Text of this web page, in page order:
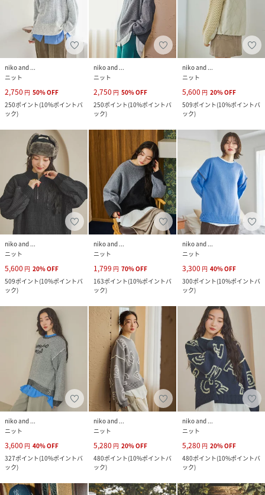
niko and ...
ニット
2,750 円 50%OFF
250ポイント(10%ポイントバ
ック)
niko and ...
ニット
2,750 円 50%OFF
250ポイント(10%ポイントバ
ック)
niko and ...
ニット
5,600 円 20%OFF
509ポイント(10%ポイントバ
ック)
niko and ...
ニット
5,600 円 20%OFF
509ポイント(10%ポイントバ
ック)
niko and ...
ニット
1,799 円 70%OFF
163ポイント(10%ポイントバ
ック)
niko and ...
ニット
3,300 円 40%OFF
300ポイント(10%ポイントバ
ック)
niko and ...
ニット
3,600 円 40%OFF
327ポイント(10%ポイントバ
ック)
niko and ...
ニット
5,280 円 20%OFF
480ポイント(10%ポイントバ
ック)
niko and ...
ニット
5,280 円 20%OFF
480ポイント(10%ポイントバ
ック)